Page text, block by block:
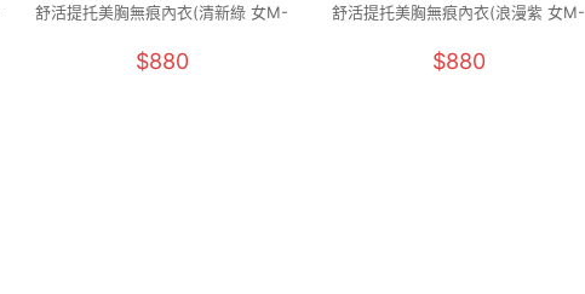
舒活提托美胸無痕內衣(清新綠 女M-
$880
舒活提托美胸無痕內衣(浪漫紫 女M-
$880